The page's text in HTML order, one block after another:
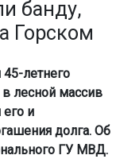
и
долга. Об
ГУ МВД.